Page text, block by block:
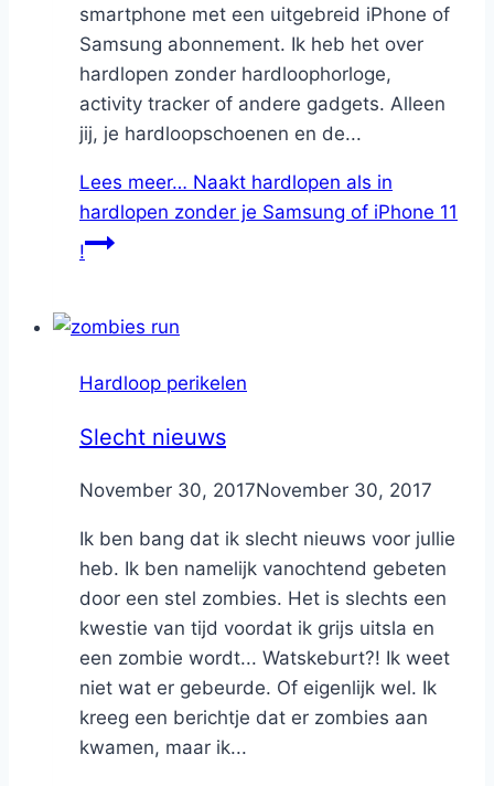
smartphone met een uitgebreid iPhone of
Samsung abonnement. Ik heb het over
hardlopen zonder hardloophorloge,
activity tracker of andere gadgets. Alleen
jij, je hardloopschoenen en de...
Lees meer… Naakt hardlopen als in
hardlopen zonder je Samsung of iPhone 11
!
Hardloop perikelen
Slecht nieuws
ByNicole
November 30, 2017November 30, 2017
Ik ben bang dat ik slecht nieuws voor jullie
heb. Ik ben namelijk vanochtend gebeten
door een stel zombies. Het is slechts een
kwestie van tijd voordat ik grijs uitsla en
een zombie wordt... Watskeburt?! Ik weet
niet wat er gebeurde. Of eigenlijk wel. Ik
kreeg een berichtje dat er zombies aan
kwamen, maar ik...